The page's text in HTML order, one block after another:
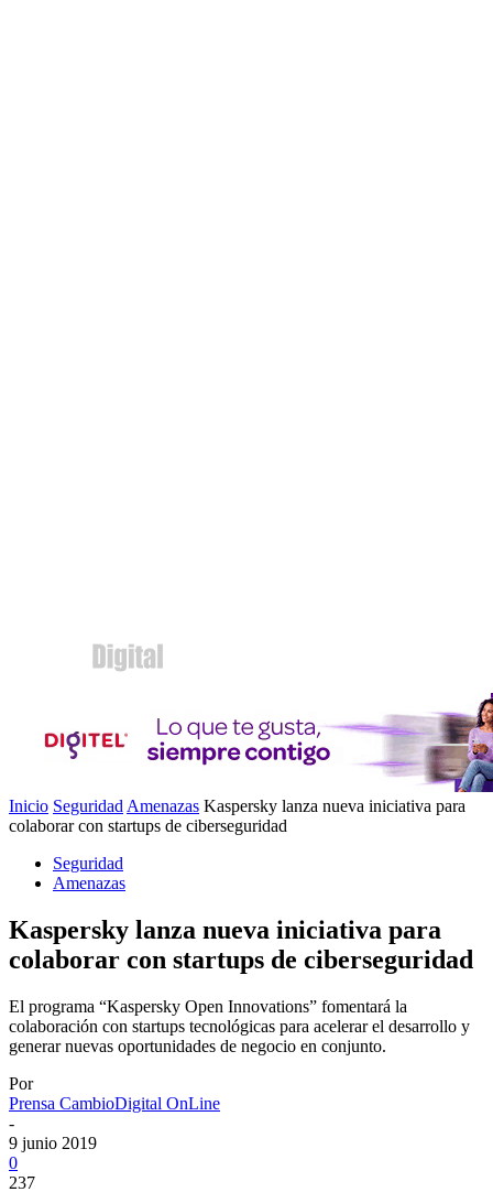
Inicio Seguridad Amenazas Kaspersky lanza nueva iniciativa para
colaborar con startups de ciberseguridad
Seguridad
Amenazas
Kaspersky lanza nueva iniciativa para
colaborar con startups de ciberseguridad
El programa “Kaspersky Open Innovations” fomentará la
colaboración con startups tecnológicas para acelerar el desarrollo y
generar nuevas oportunidades de negocio en conjunto.
Por
Prensa CambioDigital OnLine
-
9 junio 2019
0
237